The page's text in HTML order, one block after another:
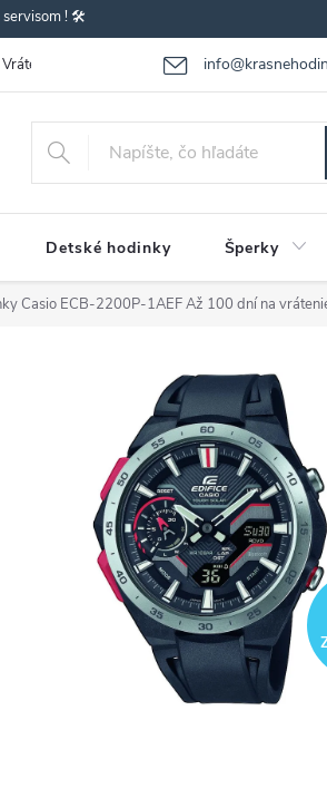
servisom ! 🛠️
Vrátenie-výmena tovaru Reklamácia tovaru
Detské hodinky Šperky
Casio ECB-2200P-1AEFAž 100 dní na